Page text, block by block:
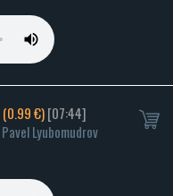
(0.99 €)[07:44]
Pavel Lyubomudrov